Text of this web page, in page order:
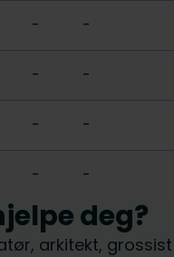
- -
- -
- -
- -
deg?
arkitekt, grossist